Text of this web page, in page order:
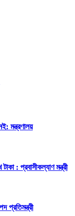
মন্ত্রণালয়
: প্রবাসীকল্যাণ মন্ত্রী
প্রতিমন্ত্রী